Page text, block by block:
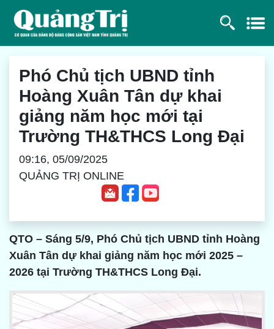
Phó Chủ tịch UBND tỉnh
Hoàng Xuân Tân dự khai
giảng năm học mới tại
Trường TH&THCS Long Đại
09:16, 05/09/2025
QUẢNG TRỊ ONLINE
QTO – Sáng 5/9, Phó Chủ tịch UBND tỉnh Hoàng
Xuân Tân dự khai giảng năm học mới 2025 –
2026 tại Trường TH&THCS Long Đại.